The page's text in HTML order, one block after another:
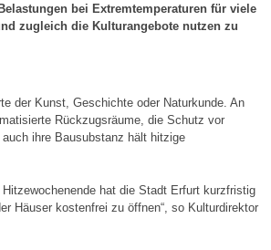
bei Extremtemperaturen für viele
zugleich die Kulturangebote nutzen zu
der Kunst, Geschichte oder Naturkunde. An
Rückzugsräume, die Schutz vor
ihre Bausubstanz hält hitzige
Hitzewochenende hat die Stadt Erfurt kurzfristig
Häuser kostenfrei zu öffnen“, so Kulturdirektor